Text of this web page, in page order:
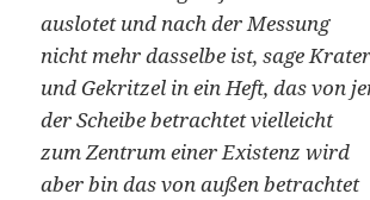
auslotet und nach der Messung
nicht mehr dasselbe ist, sage Krater
und Gekritzel in ein Heft, das von
der Scheibe betrachtet vielleicht
zum Zentrum einer Existenz wird
aber bin das von außen betrachtet